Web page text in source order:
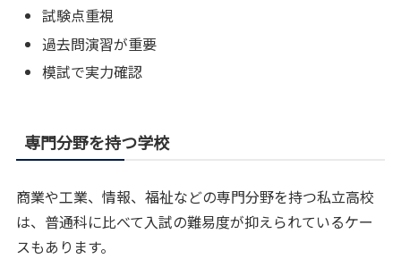
試験点重視
過去問演習が重要
模試で実力確認
専門分野を持つ学校
商業や工業、情報、福祉などの専門分野を持つ私立高校
は、普通科に比べて入試の難易度が抑えられているケー
スもあります。